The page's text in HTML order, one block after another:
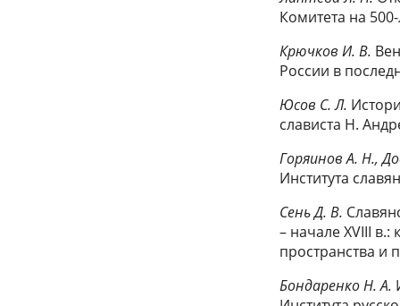
Комитета на
Крючков И. В.
России в
Юсов С. Л.
слависта Н.
Горяинов А. Н.,
Института
Сень Д. В.
– начале XVIII
пространства и
Бондаренко Н. А.